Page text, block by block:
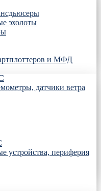
эхолоты
и МФД
датчики ветра
устройства, периферия